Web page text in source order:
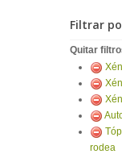
Filtrar
Quitar
rodea